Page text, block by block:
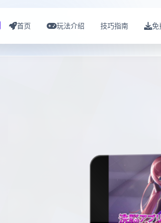
首页 玩法介绍 技巧指南 免